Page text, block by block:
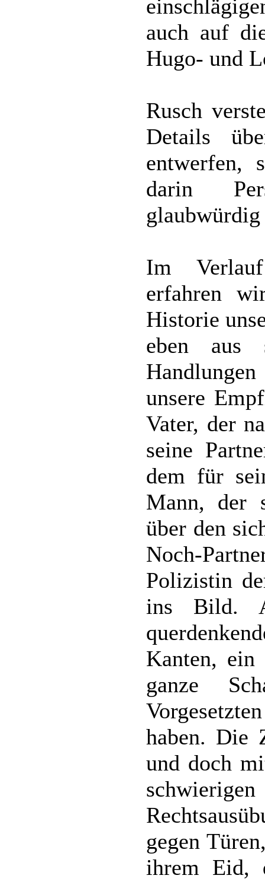
auch auf
Hugo- und
Rusch
Details
entwerfen,
darin
Im
erfahren
Historie
eben aus
unsere
Vater, der
seine
dem für
Mann, der
über den
Noch-
Polizistin
ins Bild.
Kanten,
ganze
haben. Die
und doch
gegen
ihrem Eid,